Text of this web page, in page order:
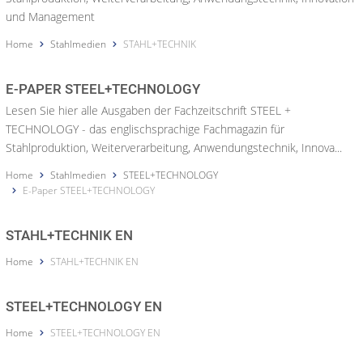
und Management
Home Stahlmedien STAHL+TECHNIK
E-PAPER STEEL+TECHNOLOGY
Lesen Sie hier alle Ausgaben der Fachzeitschrift STEEL +
TECHNOLOGY - das englischsprachige Fachmagazin für
Stahlproduktion, Weiterverarbeitung, Anwendungstechnik, Innova...
Home Stahlmedien
STEEL+TECHNOLOGY
E-Paper STEEL+TECHNOLOGY
STAHL+TECHNIK EN
Home STAHL+TECHNIK EN
STEEL+TECHNOLOGY EN
Home STEEL+TECHNOLOGY EN